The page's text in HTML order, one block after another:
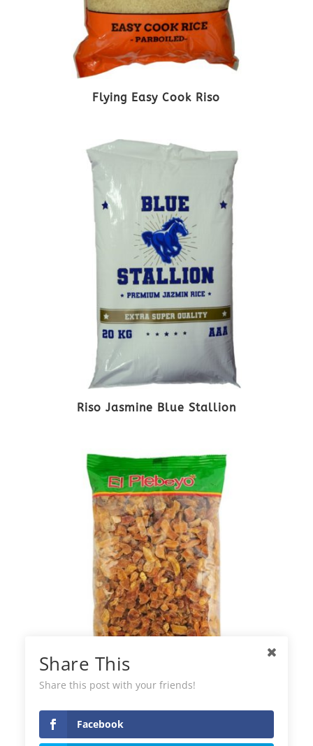
Flying Easy Cook Riso
Riso Jasmine Blue Stallion
Patate Nere Essiccate El Plebeyo
Share This
Share this post with your friends!
Facebook